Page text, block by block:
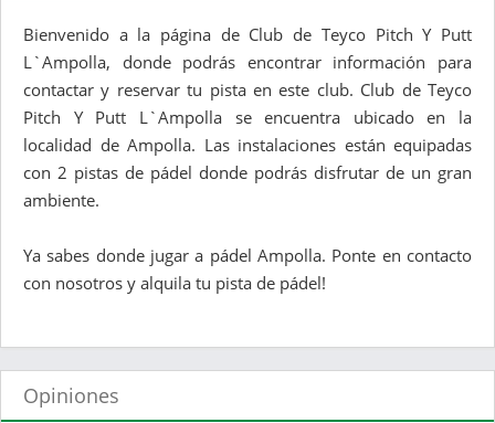
Bienvenido a la página de Club de Teyco Pitch Y Putt
L`Ampolla, donde podrás encontrar información para
contactar y reservar tu pista en este club. Club de Teyco
Pitch Y Putt L`Ampolla se encuentra ubicado en la
localidad de Ampolla. Las instalaciones están equipadas
con 2 pistas de pádel donde podrás disfrutar de un gran
ambiente.
Ya sabes donde jugar a pádel Ampolla. Ponte en contacto
con nosotros y alquila tu pista de pádel!
Opiniones